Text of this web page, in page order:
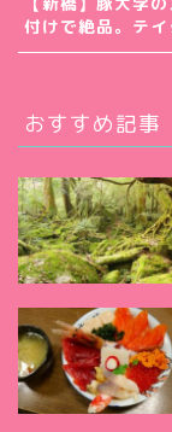
付けで絶品。テ
おすすめ記事